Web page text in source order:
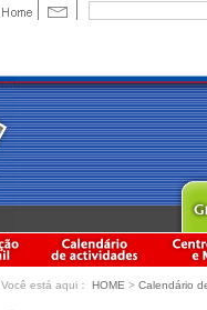
Você está aqui： HOME > Calendário